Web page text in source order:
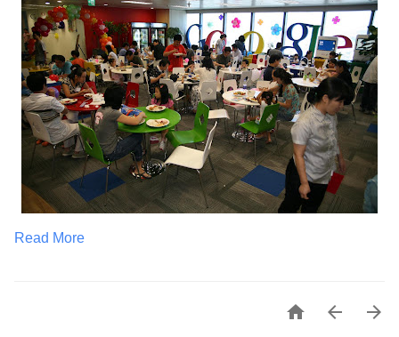
Read More
  